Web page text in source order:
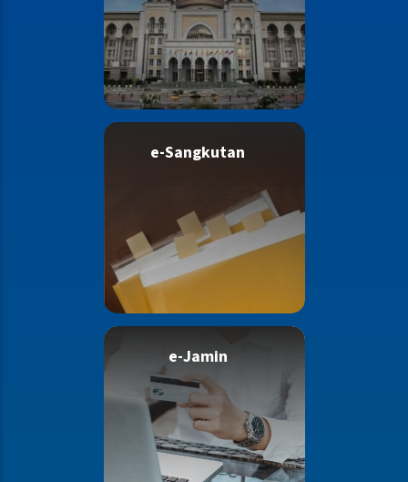
e-Sangkutan
e-Jamin